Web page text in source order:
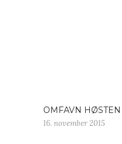
OMFAVN
16. november 2015